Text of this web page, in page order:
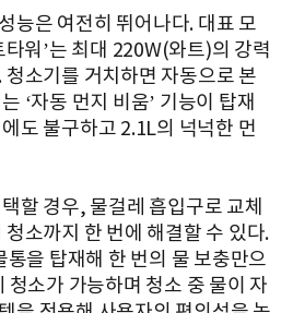
능은 여전히 뛰어나다. 대표 모
워’는 최대 220W(와트)의 강력
소기를 거치하면 자동으로 본
‘자동 먼지 비움’ 기능이 탑재
도 불구하고 2.1L의 넉넉한 먼
할 경우, 물걸레 흡입구로 교체
소까지 한 번에 해결할 수 있다.
을 탑재해 한 번의 물 보충만으
청소가 가능하며 청소 중 물이 자